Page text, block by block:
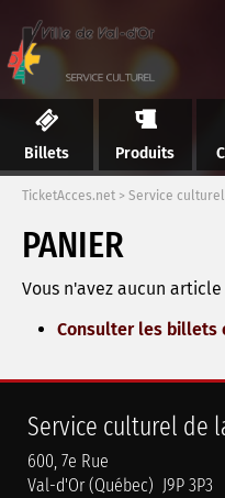
Billets Produits
TicketAcces.net > Service
PANIER
Vous n'avez aucun
Consulter les billets
Service culturel de
600, 7e Rue
Val-d'Or (Québec) J9P 3P3